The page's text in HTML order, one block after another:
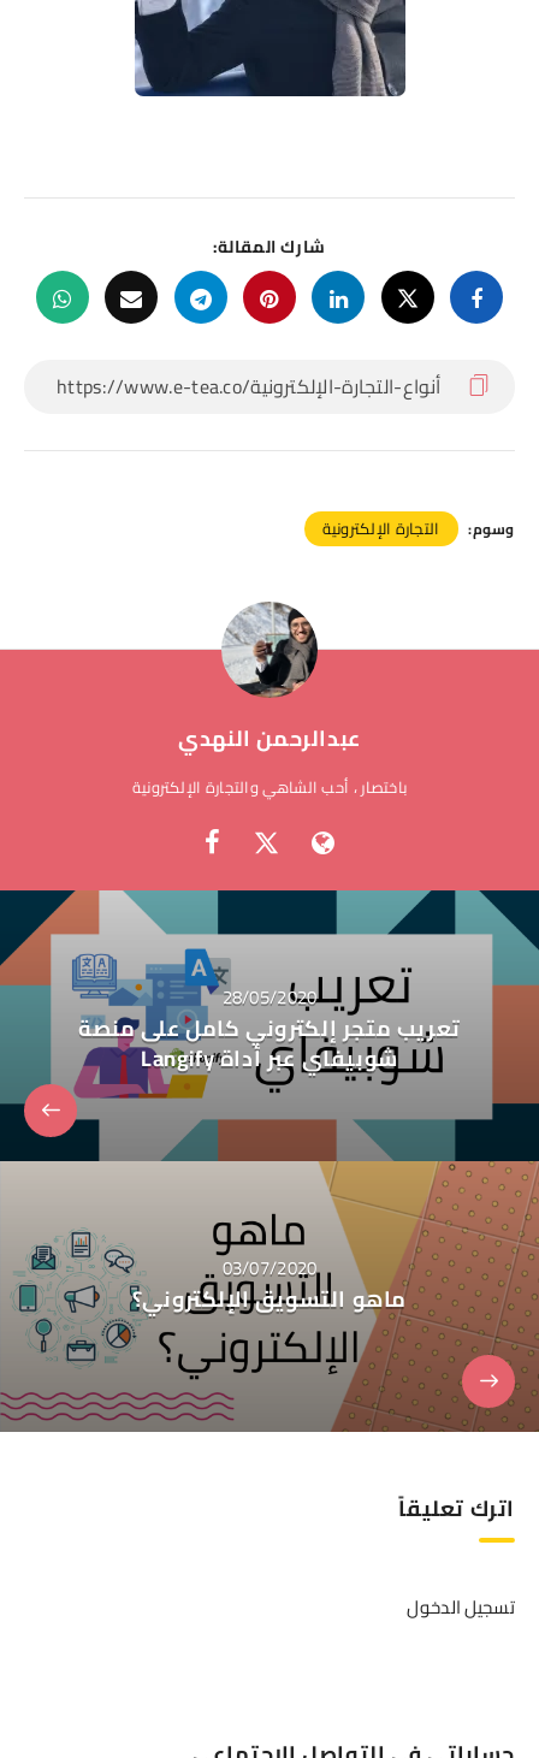
شارك المقالة:
وسوم: التجارة الإلكترونية
عبدالرحمن النهدي
باختصار ، أحب الشاهي والتجارة الإلكترونية
28/05/2020
تعريب متجر إلكتروني كامل على منصة
شوبيفاي عبر أداة Langify
03/07/2020
ماهو التسويق الإلكتروني؟
اترك تعليقاً
تسجيل الدخول